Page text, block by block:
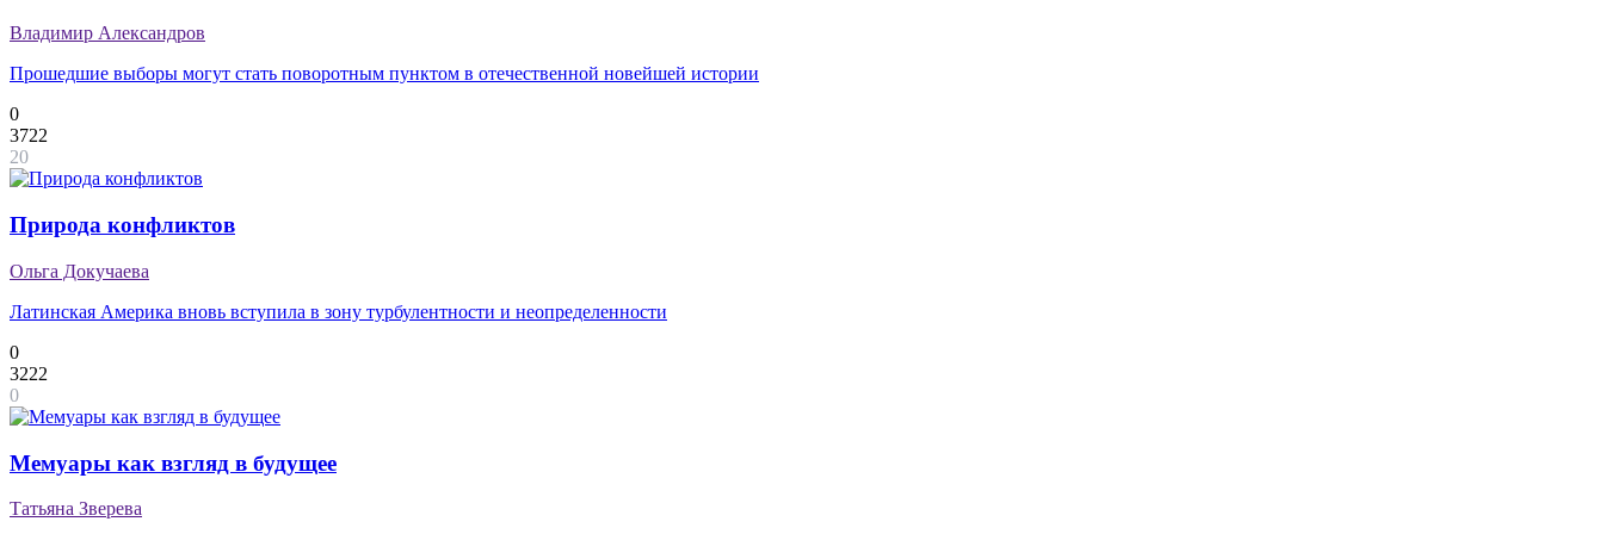
Владимир Александров
Прошедшие выборы могут стать поворотным пунктом в отечественной новейшей истории
0
3722
20
Природа конфликтов
Ольга Докучаева
Латинская Америка вновь вступила в зону турбулентности и неопределенности
0
3222
0
Мемуары как взгляд в будущее
Татьяна Зверева